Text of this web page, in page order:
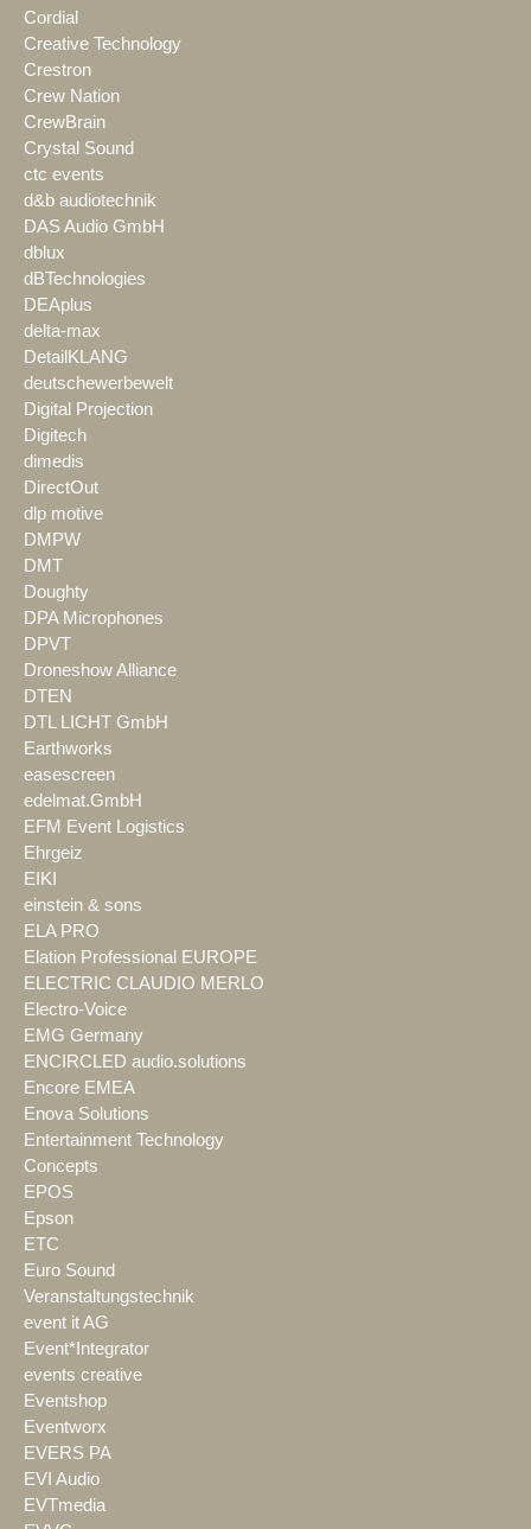
Cordial
Creative Technology
Crestron
Crew Nation
CrewBrain
Crystal Sound
ctc events
d&b audiotechnik
DAS Audio GmbH
dblux
dBTechnologies
DEAplus
delta-max
DetailKLANG
deutschewerbewelt
Digital Projection
Digitech
dimedis
DirectOut
dlp motive
DMPW
DMT
Doughty
DPA Microphones
DPVT
Droneshow Alliance
DTEN
DTL LICHT GmbH
Earthworks
easescreen
edelmat.GmbH
EFM Event Logistics
Ehrgeiz
EIKI
einstein & sons
ELA PRO
Elation Professional EUROPE
ELECTRIC CLAUDIO MERLO
Electro-Voice
EMG Germany
ENCIRCLED audio.solutions
Encore EMEA
Enova Solutions
Entertainment Technology
Concepts
EPOS
Epson
ETC
Euro Sound
Veranstaltungstechnik
event it AG
Event*Integrator
events creative
Eventshop
Eventworx
EVERS PA
EVI Audio
EVTmedia